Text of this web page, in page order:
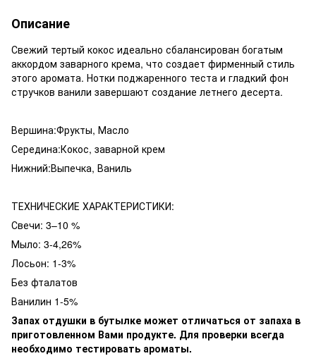
Описание
Свежий тертый кокос идеально сбалансирован богатым
аккордом заварного крема, что создает фирменный стиль
этого аромата. Нотки поджаренного теста и гладкий фон
стручков ванили завершают создание летнего десерта.
Вершина:Фрукты, Масло
Середина:Кокос, заварной крем
Нижний:Выпечка, Ваниль
ТЕХНИЧЕСКИЕ ХАРАКТЕРИСТИКИ:
Свечи: 3–10 %
Мыло: 3-4,26%
Лосьон: 1-3%
Без фталатов
Ванилин 1-5%
Запах отдушки в бутылке может отличаться от запаха в
приготовленном Вами продукте. Для проверки всегда
необходимо тестировать ароматы.